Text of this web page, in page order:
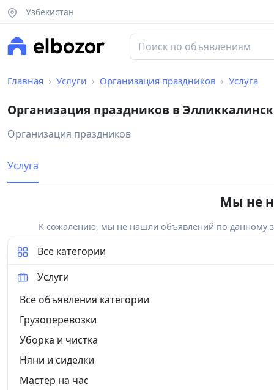
Узбекистан
Главная Услуги Организация праздников Услуга
Организация праздников в
Организация праздников
Услуга
Мы не
К сожалению, мы не нашли объявлений по данному
Все категории
Услуги
Все объявления категории
Грузоперевозки
Уборка и чистка
Няни и сиделки
Мастер на час